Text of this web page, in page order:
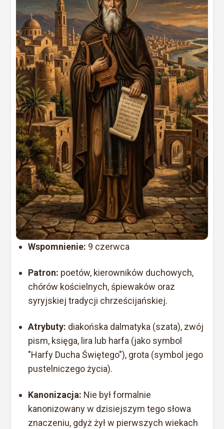
Wspomnienie: 9 czerwca
Patron: poetów, kierowników duchowych,
chórów kościelnych, śpiewaków oraz
syryjskiej tradycji chrześcijańskiej.
Atrybuty: diakońska dalmatyka (szata), zwój
pism, księga, lira lub harfa (jako symbol
"Harfy Ducha Świętego"), grota (symbol jego
pustelniczego życia).
Kanonizacja: Nie był formalnie
kanonizowany w dzisiejszym tego słowa
znaczeniu, gdyż żył w pierwszych wiekach